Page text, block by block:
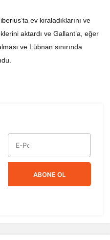
ev kiraladıklarını ve
aktardı ve Gallant’a, eğer
ve Lübnan sınırında
ABONE OL